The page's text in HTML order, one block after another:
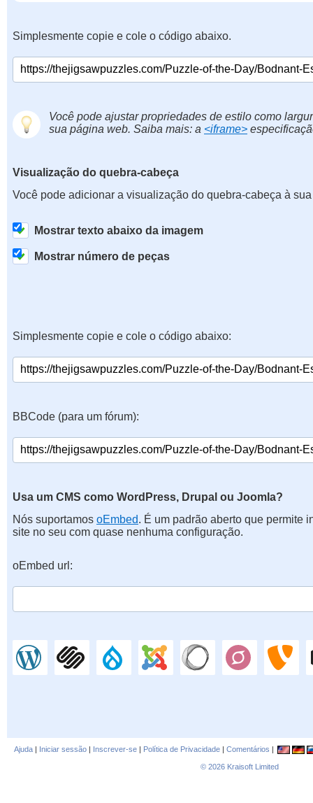
Simplesmente copie e cole o código abaixo.
Você pode ajustar propriedades de estilo como
sua página web. Saiba mais: a <iframe>
Visualização do quebra-cabeça
Você pode adicionar a visualização do quebra-cabeça à
Mostrar texto abaixo da imagem
Mostrar número de peças
Simplesmente copie e cole o código abaixo:
BBCode (para um fórum):
Usa um CMS como WordPress, Drupal ou Joomla?
Nós suportamos oEmbed. É um padrão aberto que permite
site no seu com quase nenhuma configuração.
oEmbed url:
Ajuda | Iniciar sessão | Inscrever-se | Política de Privacidade | Comentários |
© 2026 Kraisoft Limited